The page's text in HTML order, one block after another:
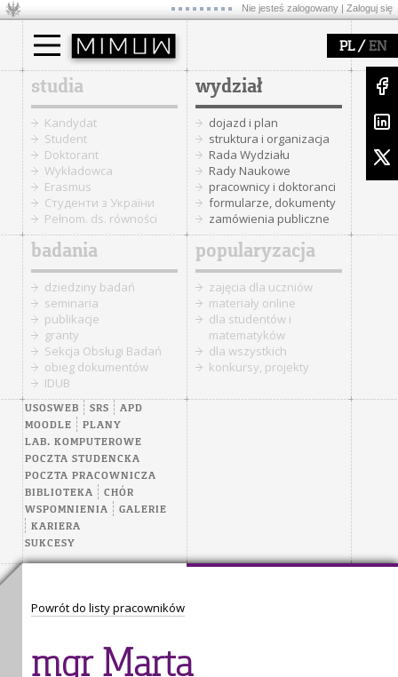
Nie jesteś zalogowany | Zaloguj się
PL/ EN
studia
Kandydat
Student
Doktorant
Wykładowca
Erasmus
Cтуденти з України
Pełnom. ds. równości
wydział
dojazd i plan
struktura i organizacja
Rada Wydziału
Rady Naukowe
pracownicy i doktoranci
formularze, dokumenty
zamówienia publiczne
badania
dziedziny badań
seminaria
publikacje
granty
Sekcja Obsługi Badań
obieg dokumentów
IDUB
popularyzacja
zajęcia dla uczniów
materiały online
dla studentów i
matematyków
dla wszystkich
konkursy, projekty
USOSWEB SRS
APD
MOODLE
PLANY
LAB. KOMPUTEROWE
POCZTA STUDENCKA
POCZTA PRACOWNICZA
BIBLIOTEKA
CHÓR
WSPOMNIENIA
GALERIE
KARIERA
SUKCESY
Powrót do listy pracowników
mgr Marta